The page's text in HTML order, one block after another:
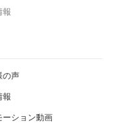
報
の声
報
ーション動画